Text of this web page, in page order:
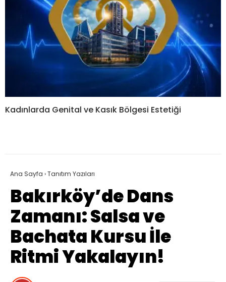
Kadınlarda Genital ve Kasık Bölgesi Estetiği
Ana Sayfa ›Tanıtım Yazıları
Bakırköy’de Dans
Zamanı: Salsa ve
Bachata Kursu İle
Ritmi Yakalayın!